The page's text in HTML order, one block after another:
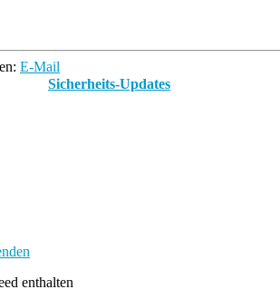
E-Mail
Sicherheits-Updates
enthalten